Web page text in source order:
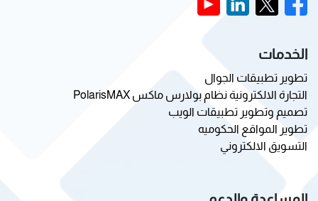
الخدمات
تطوير تطبيقات الجوال
التجارة الالكترونية نظام بولارس ماكس PolarisMAX
تصميم وتطوير تطبيقات الويب
تطوير المواقع الحكوميه
التسويق الالكتروني